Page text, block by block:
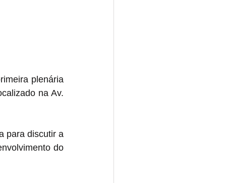
plenária
na Av.
para discutir a
do